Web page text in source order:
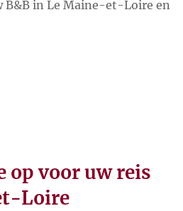
B&B in Le Maine-et-Loire en
op voor uw reis
Loire